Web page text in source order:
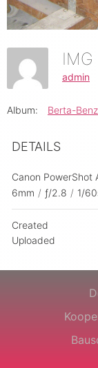
IMG
admin
Album: Berta-
DETAILS
Canon PowerShot
6mm / ƒ/2.8 / 1/
Created
Uploaded